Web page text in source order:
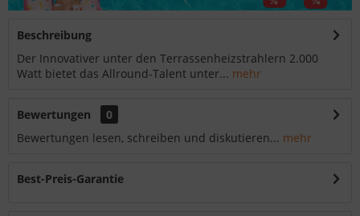
Beschreibung
Der Innovativer unter den Terrassenheizstrahlern 2.000
Watt bietet das Allround-Talent unter... mehr
Bewertungen
0
Bewertungen lesen, schreiben und diskutieren... mehr
Best-Preis-Garantie